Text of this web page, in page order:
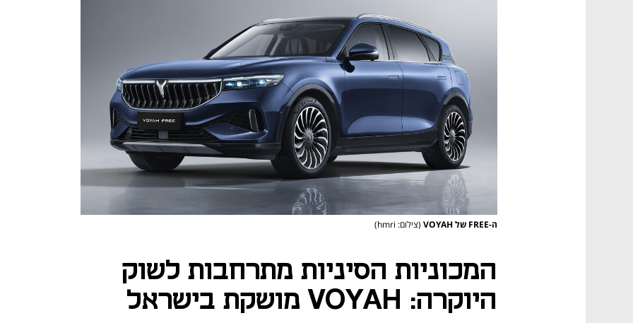
ה-FREE של VOYAH (צילום: hmri)
המכוניות הסיניות מתרחבות לשוק
היוקרה: VOYAH מושקת בישראל